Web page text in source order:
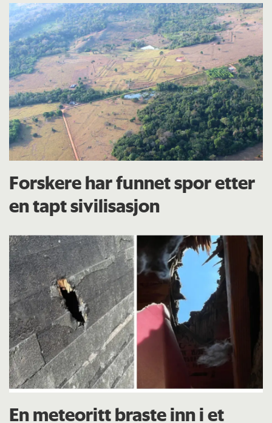
Forskere har funnet spor etter
en tapt sivilisasjon
En meteoritt braste inn i et